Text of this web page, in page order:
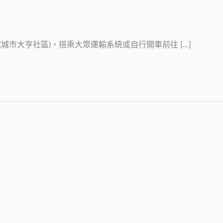
市大亨社區)，搭乘大眾運輸系統或自行開車前往 […]